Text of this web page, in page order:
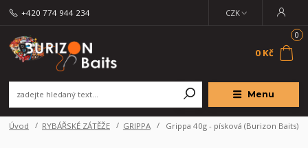
Menu
CZK
+420 774 944 234
0
0 Kč
Úvod RYBÁŘSKÉ ZÁTĚŽE GRIPPA Grippa 40g - písková (Burizon Baits)